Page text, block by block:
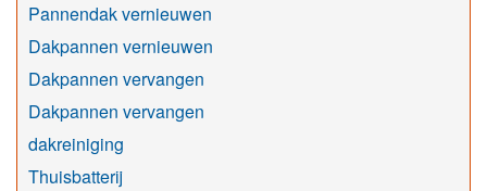
Pannendak vernieuwen
Dakpannen vernieuwen
Dakpannen vervangen
Dakpannen vervangen
dakreiniging
Thuisbatterij